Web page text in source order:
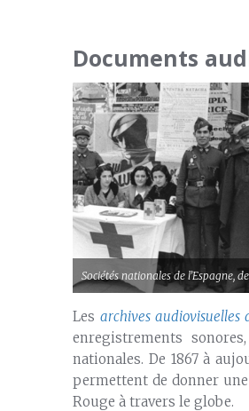
Documents
Sociétés nationales de l’Espagne,
Les archives audiovisuelles
enregistrements
nationales. De 1867 à
permettent de donner
Rouge à travers le globe.